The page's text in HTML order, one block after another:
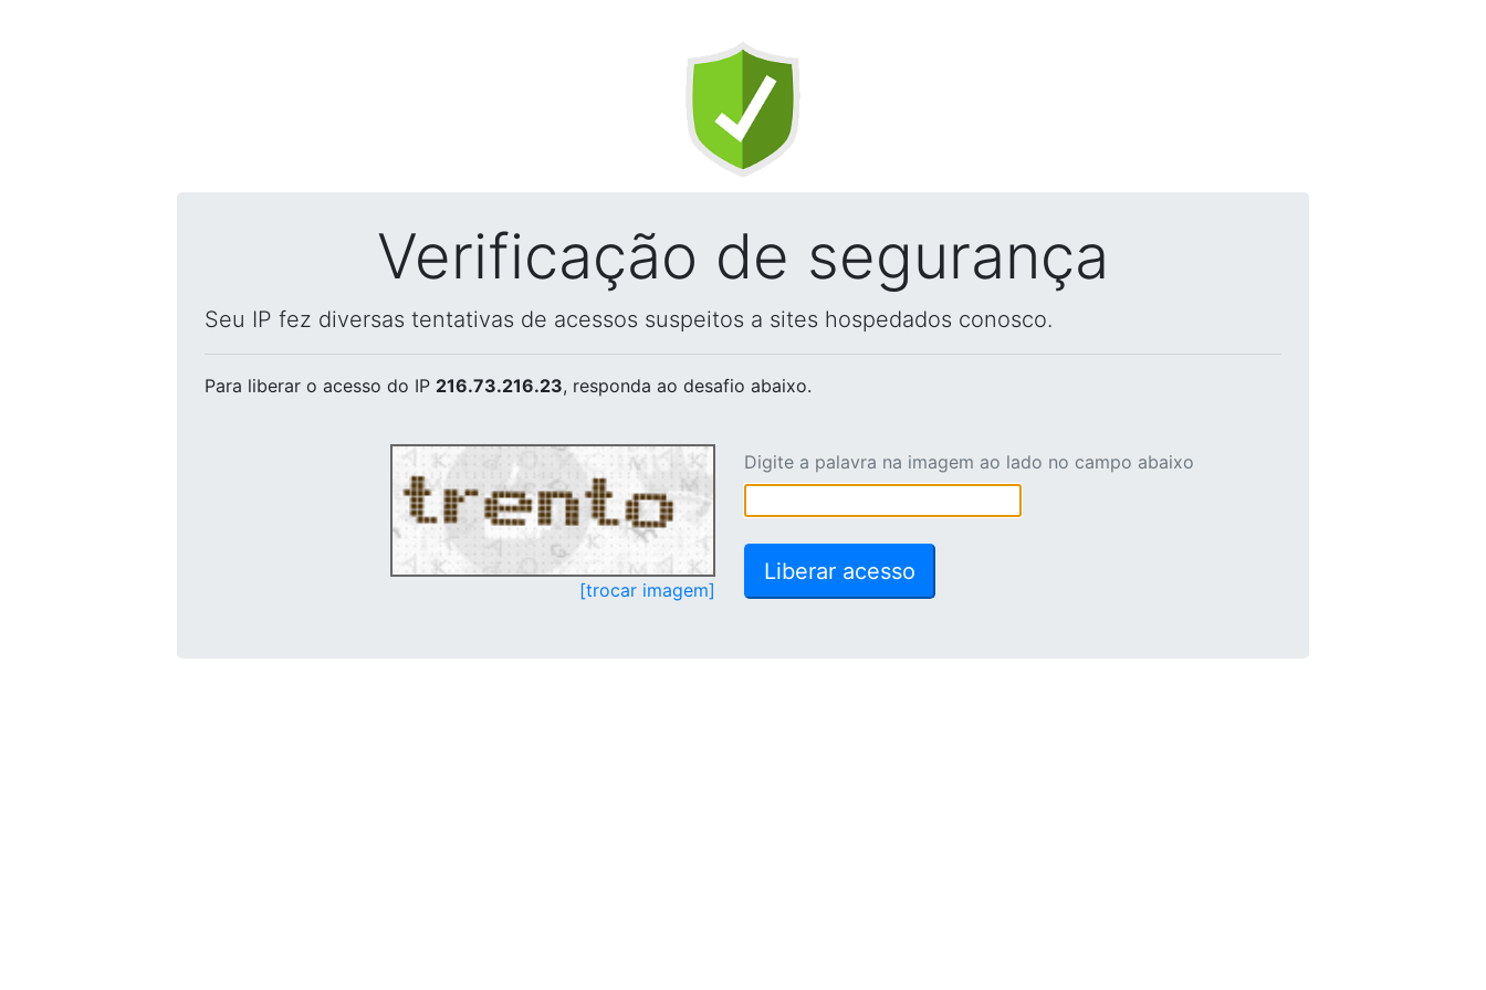
Verificação de segurança
Seu IP fez diversas tentativas de acessos suspeitos a sites hospedados conosco.
Para liberar o acesso do IP 216.73.216.23, responda ao desafio abaixo.
[trocar imagem]
Digite a palavra na imagem ao lado no campo abaixo